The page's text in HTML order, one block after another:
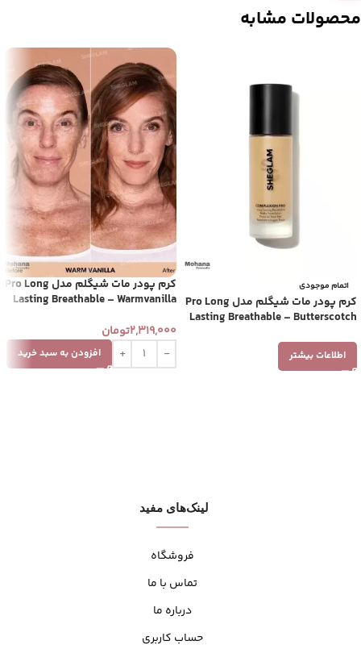
محصولات مشابه
اتمام موجودی
کرم پودر مات شیگلم مدل Pro Long
Lasting Breathable – Butterscotch
اطلاعات بیشتر
کرم پودر مات شیگلم مدل Pro Long
Lasting Breathable – Warmvanilla
2,319,000تومان
افزودن به سبد خرید
لینک‌های مفید
فروشگاه
تماس با ما
درباره ما
حساب کاربری